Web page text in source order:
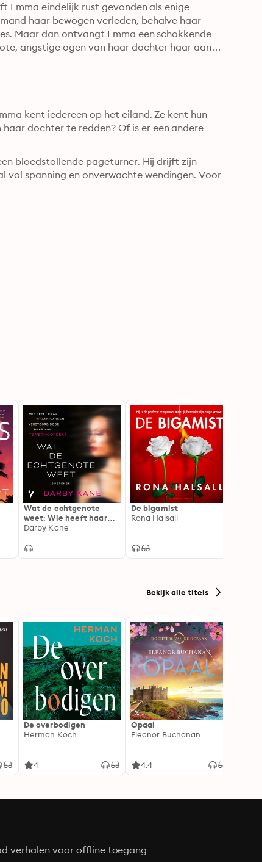
Emma eindelijk rust gevonden als enige
haar bewogen verleden, behalve haar
Maar dan ontvangt Emma een schokkende
angstige ogen van haar dochter haar aan.
kent iedereen op het eiland. Ze kent hun
dochter te redden? Of is er een andere
bloedstollende pageturner. Hij drijft zijn
vol spanning en onverwachte wendingen. Voor
Wat de echtgenote
weet: Wie heeft haar
wraakplannen verstoord
vermoorden?
Darby Kane
De bigamist
Rona Halsall
Bekijk alle titels
De overbodigen
Herman Koch
4
Opaal
Eleanor Buchanan
4.4
verhalen voor offline toegang